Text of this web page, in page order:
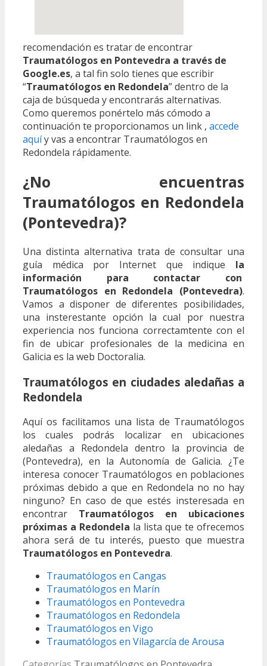
recomendación es tratar de encontrar
Traumatólogos en Pontevedra a través de
Google.es, a tal fin solo tienes que escribir
“Traumatólogos en Redondela” dentro de la
caja de búsqueda y encontrarás alternativas.
Como queremos ponértelo más cómodo a
continuación te proporcionamos un link , accede
aquíy vas a encontrar Traumatólogos en
Redondela rápidamente.
¿No encuentras
Traumatólogos en Redondela
(Pontevedra)?
Una distinta alternativa trata de consultar una
guía médica por Internet que indique la
información para contactar con
Traumatólogos en Redondela (Pontevedra).
Vamos a disponer de diferentes posibilidades,
una insterestante opción la cual por nuestra
experiencia nos funciona correctamtente con el
fin de ubicar profesionales de la medicina en
Galicia es la web Doctoralia.
Traumatólogos en ciudades aledañas a
Redondela
Aquí os facilitamos una lista de Traumatólogos
los cuales podrás localizar en ubicaciones
aledañas a Redondela dentro la provincia de
(Pontevedra), en la Autonomía de Galicia. ¿Te
interesa conocer Traumatólogos en poblaciones
próximas debido a que en Redondela no no hay
ninguno? En caso de que estés insteresada en
encontrar Traumatólogos en ubicaciones
próximas a Redondela la lista que te ofrecemos
ahora será de tu interés, puesto que muestra
Traumatólogos en Pontevedra.
Traumatólogos en Cangas
Traumatólogos en Marín
Traumatólogos en Pontevedra
Traumatólogos en Redondela
Traumatólogos en Vigo
Traumatólogos en Vilagarcía de Arousa